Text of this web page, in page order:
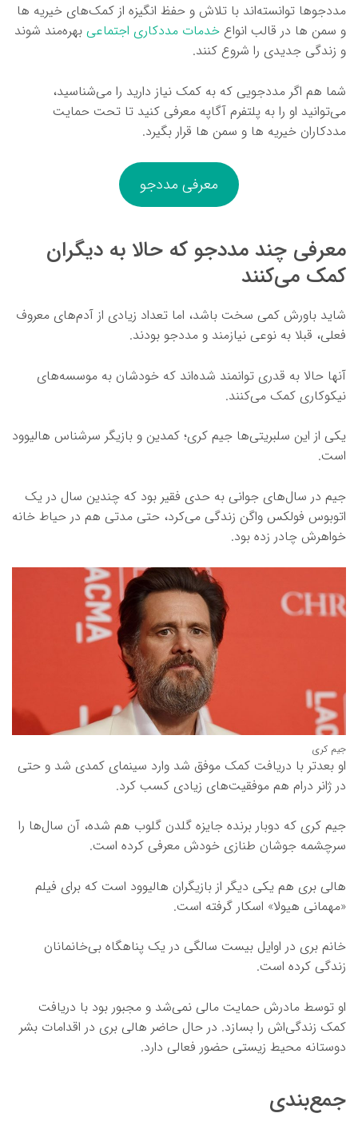
مددجوها توانسته‌اند با تلاش و حفظ انگیزه از کمک‌های خیریه ها
و سمن ها در قالب انواع خدمات مددکاری اجتماعی بهره‌مند شوند
و زندگی جدیدی را شروع کنند.
شما هم اگر مددجویی که به کمک نیاز دارید را می‌شناسید،
می‌توانید او را به پلتفرم آگاپه معرفی کنید تا تحت حمایت
مددکاران خیریه ها و سمن ها قرار بگیرد.
معرفی مددجو
معرفی چند مددجو که حالا به دیگران
کمک می‌کنند
شاید باورش کمی سخت باشد، اما تعداد زیادی از آدم‌های معروف
فعلی، قبلا به نوعی نیازمند و مددجو بودند.
آنها حالا به قدری توانمند شده‌اند که خودشان به موسسه‌های
نیکوکاری کمک می‌کنند.
یکی از این سلبریتی‌ها جیم کری؛ کمدین و بازیگر سرشناس هالیوود
است.
جیم در سال‌های جوانی به حدی فقیر بود که چندین سال در یک
اتوبوس فولکس واگن زندگی می‌کرد، حتی مدتی هم در حیاط خانه
خواهرش چادر زده بود.
جیم کری
او بعدتر با دریافت کمک موفق شد وارد سینمای کمدی شد و حتی
در ژانر درام هم موفقیت‌های زیادی کسب کرد.
جیم کری که دوبار برنده جایزه گلدن گلوب هم شده، آن سال‌ها را
سرچشمه جوشان طنازی خودش معرفی کرده است.
هالی بری هم یکی دیگر از بازیگران هالیوود است که برای فیلم
«مهمانی هیولا» اسکار گرفته است.
خانم بری در اوایل بیست سالگی در یک پناهگاه بی‌خانمانان
زندگی کرده است.
او توسط مادرش حمایت مالی نمی‌شد و مجبور بود با دریافت
کمک زندگی‌اش را بسازد. در حال حاضر هالی بری در اقدامات بشر
دوستانه محیط زیستی حضور فعالی دارد.
جمع‌بندی